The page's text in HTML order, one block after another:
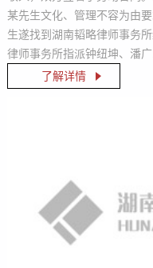
某先生文化、管理不容为由
生遂找到湖南韬略律师事务
律师事务所指派钟纽坤、潘广
了解详情